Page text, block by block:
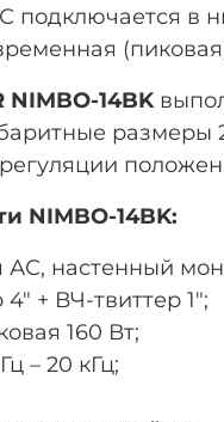
подключается
NIMBO-14BK
размеры
NIMBO-14BK:
АС, настенный
+ ВЧ-твиттер 1″;
160 Вт;
– 20 кГц;